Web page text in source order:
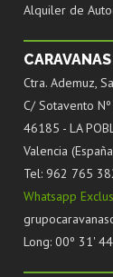
Alquiler de
Ctra. Ademuz,
C/ Sotavento Nº
46185 - LA
Valencia
Tel: 962 765
Whatsapp
Long: 00º 31'